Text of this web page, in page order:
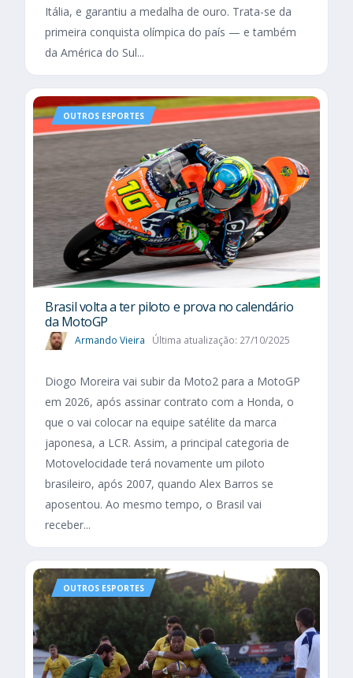
Itália, e garantiu a medalha de ouro. Trata-se da
primeira conquista olímpica do país — e também
da América do Sul...
OUTROS ESPORTES
Brasil volta a ter piloto e prova no calendário
da MotoGP
Armando Vieira Última atualização: 27/10/2025
Diogo Moreira vai subir da Moto2 para a MotoGP
em 2026, após assinar contrato com a Honda, o
que o vai colocar na equipe satélite da marca
japonesa, a LCR. Assim, a principal categoria de
Motovelocidade terá novamente um piloto
brasileiro, após 2007, quando Alex Barros se
aposentou. Ao mesmo tempo, o Brasil vai
receber...
OUTROS ESPORTES